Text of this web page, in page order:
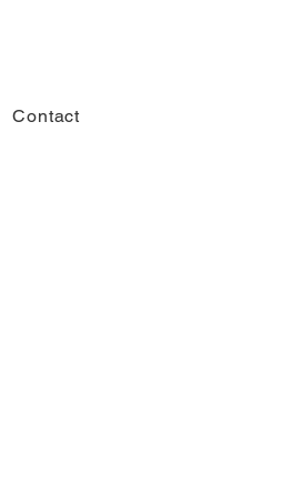
Contact